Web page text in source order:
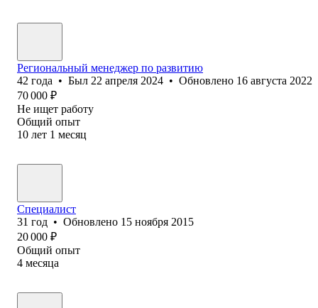
Региональный менеджер по развитию
42 года • Был 22 апреля 2024 • Обновлено 16 августа 2022
70 000 ₽
Не ищет работу
Общий опыт
10 лет 1 месяц
Специалист
31 год • Обновлено 15 ноября 2015
20 000 ₽
Общий опыт
4 месяца